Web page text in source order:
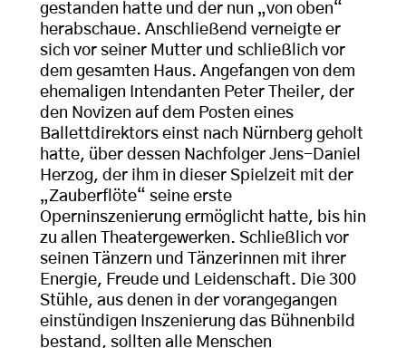
gestanden hatte und der nun „von oben“
herabschaue. Anschließend verneigte er
sich vor seiner Mutter und schließlich vor
dem gesamten Haus. Angefangen von dem
ehemaligen Intendanten Peter Theiler, der
den Novizen auf dem Posten eines
Ballettdirektors einst nach Nürnberg geholt
hatte, über dessen Nachfolger Jens-Daniel
Herzog, der ihm in dieser Spielzeit mit der
„Zauberflöte“ seine erste
Operninszenierung ermöglicht hatte, bis hin
zu allen Theatergewerken. Schließlich vor
seinen Tänzern und Tänzerinnen mit ihrer
Energie, Freude und Leidenschaft. Die 300
Stühle, aus denen in der vorangegangen
einstündigen Inszenierung das Bühnenbild
bestand, sollten alle Menschen